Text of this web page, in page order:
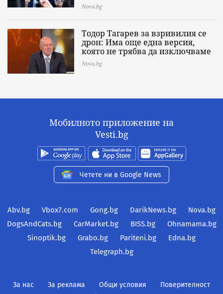
Nova.bg
Тодор Тагарев за взривилия се
дрон: Има още една версия,
която не трябва да изключваме
Nova.bg
Мобилното приложение на
Vesti.bg
Четете ни в Google News
Abv.bg Vbox7.com Gong.bg DarikNews.bg
Nova.bg
DogsAndCats.bg
CarMarket.bg BISS.bg
Ohnamama.bg
Sinoptik.bg
Grabo.bg Pariteni.bg
Edna.bg
Telegraph.bg
За нас За реклама Общи условия
Поверителност